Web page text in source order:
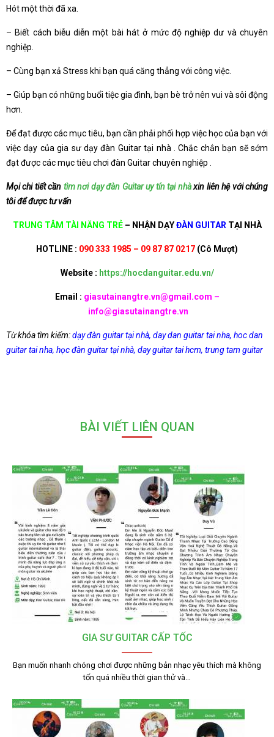
Hót một thời đã xa.
– Biết cách biễu diễn một bài hát ở mức độ nghiệp dư và chuyên
nghiệp.
– Cùng bạn xả Stress khi bạn quá căng thẳng với công việc.
– Giúp bạn có những buổi tiệc gia đình, bạn bè trở nên vui và sôi động
hơn.
Để đạt được các mục tiêu, bạn cần phải phối hợp việc học của bạn với
việc dạy của gia sư dạy đàn Guitar tại nhà . Chắc chắn bạn sẽ sớm
đạt được các mục tiêu chơi đàn Guitar chuyên nghiệp .
Mọi chi tiết cần tìm nơi dạy đàn Guitar uy tín tại nhàxin liên hệ với chúng
tôi để được tư vấn
TRUNG TÂM TÀI NĂNG TRẺ– NHẬN DẠYĐÀN GUITAR TẠI NHÀ
HOTLINE : 090 333 1985 – 09 87 87 0217 (Cô Mượt)
Website : https://hocdanguitar.edu.vn/
Email : giasutainangtre.vn@gmail.com –
info@giasutainangtre.vn
Từ khóa tìm kiếm:dạy đàn guitar tại nhà, day dan guitar tai nha, hoc dan
guitar tai nha, học đàn guitar tại nhà, day guitar tai hcm, trung tam guitar
BÀI VIẾT LIÊN QUAN
GIA SƯ GUITAR CẤP TỐC
Bạn muốn nhanh chóng chơi được những bản nhạc yêu thích mà không
tốn quá nhiều thời gian thử và…